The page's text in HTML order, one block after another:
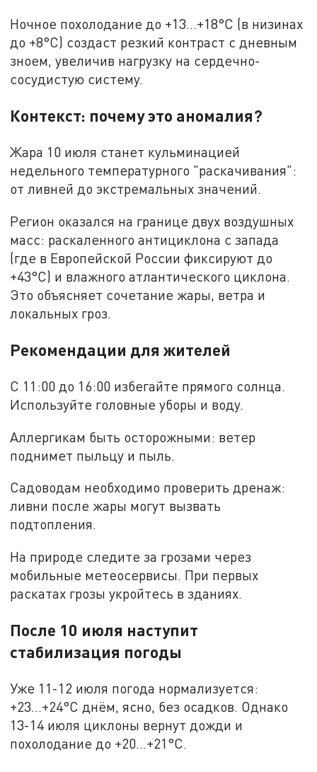
Ночное похолодание до +13...+18°C (в низинах
до +8°C) создаст резкий контраст с дневным
зноем, увеличив нагрузку на сердечно-
сосудистую систему.
Контекст: почему это аномалия?
Жара 10 июля станет кульминацией
недельного температурного "раскачивания":
от ливней до экстремальных значений.
Регион оказался на границе двух воздушных
масс: раскаленного антициклона с запада
(где в Европейской России фиксируют до
+43°C) и влажного атлантического циклона.
Это объясняет сочетание жары, ветра и
локальных гроз.
Рекомендации для жителей
С 11:00 до 16:00 избегайте прямого солнца.
Используйте головные уборы и воду.
Аллергикам быть осторожными: ветер
поднимет пыльцу и пыль.
Садоводам необходимо проверить дренаж:
ливни после жары могут вызвать
подтопления.
На природе следите за грозами через
мобильные метеосервисы. При первых
раскатах грозы укройтесь в зданиях.
После 10 июля наступит
стабилизация погоды
Уже 11-12 июля погода нормализуется:
+23...+24°C днём, ясно, без осадков. Однако
13-14 июля циклоны вернут дожди и
похолодание до +20...+21°C.